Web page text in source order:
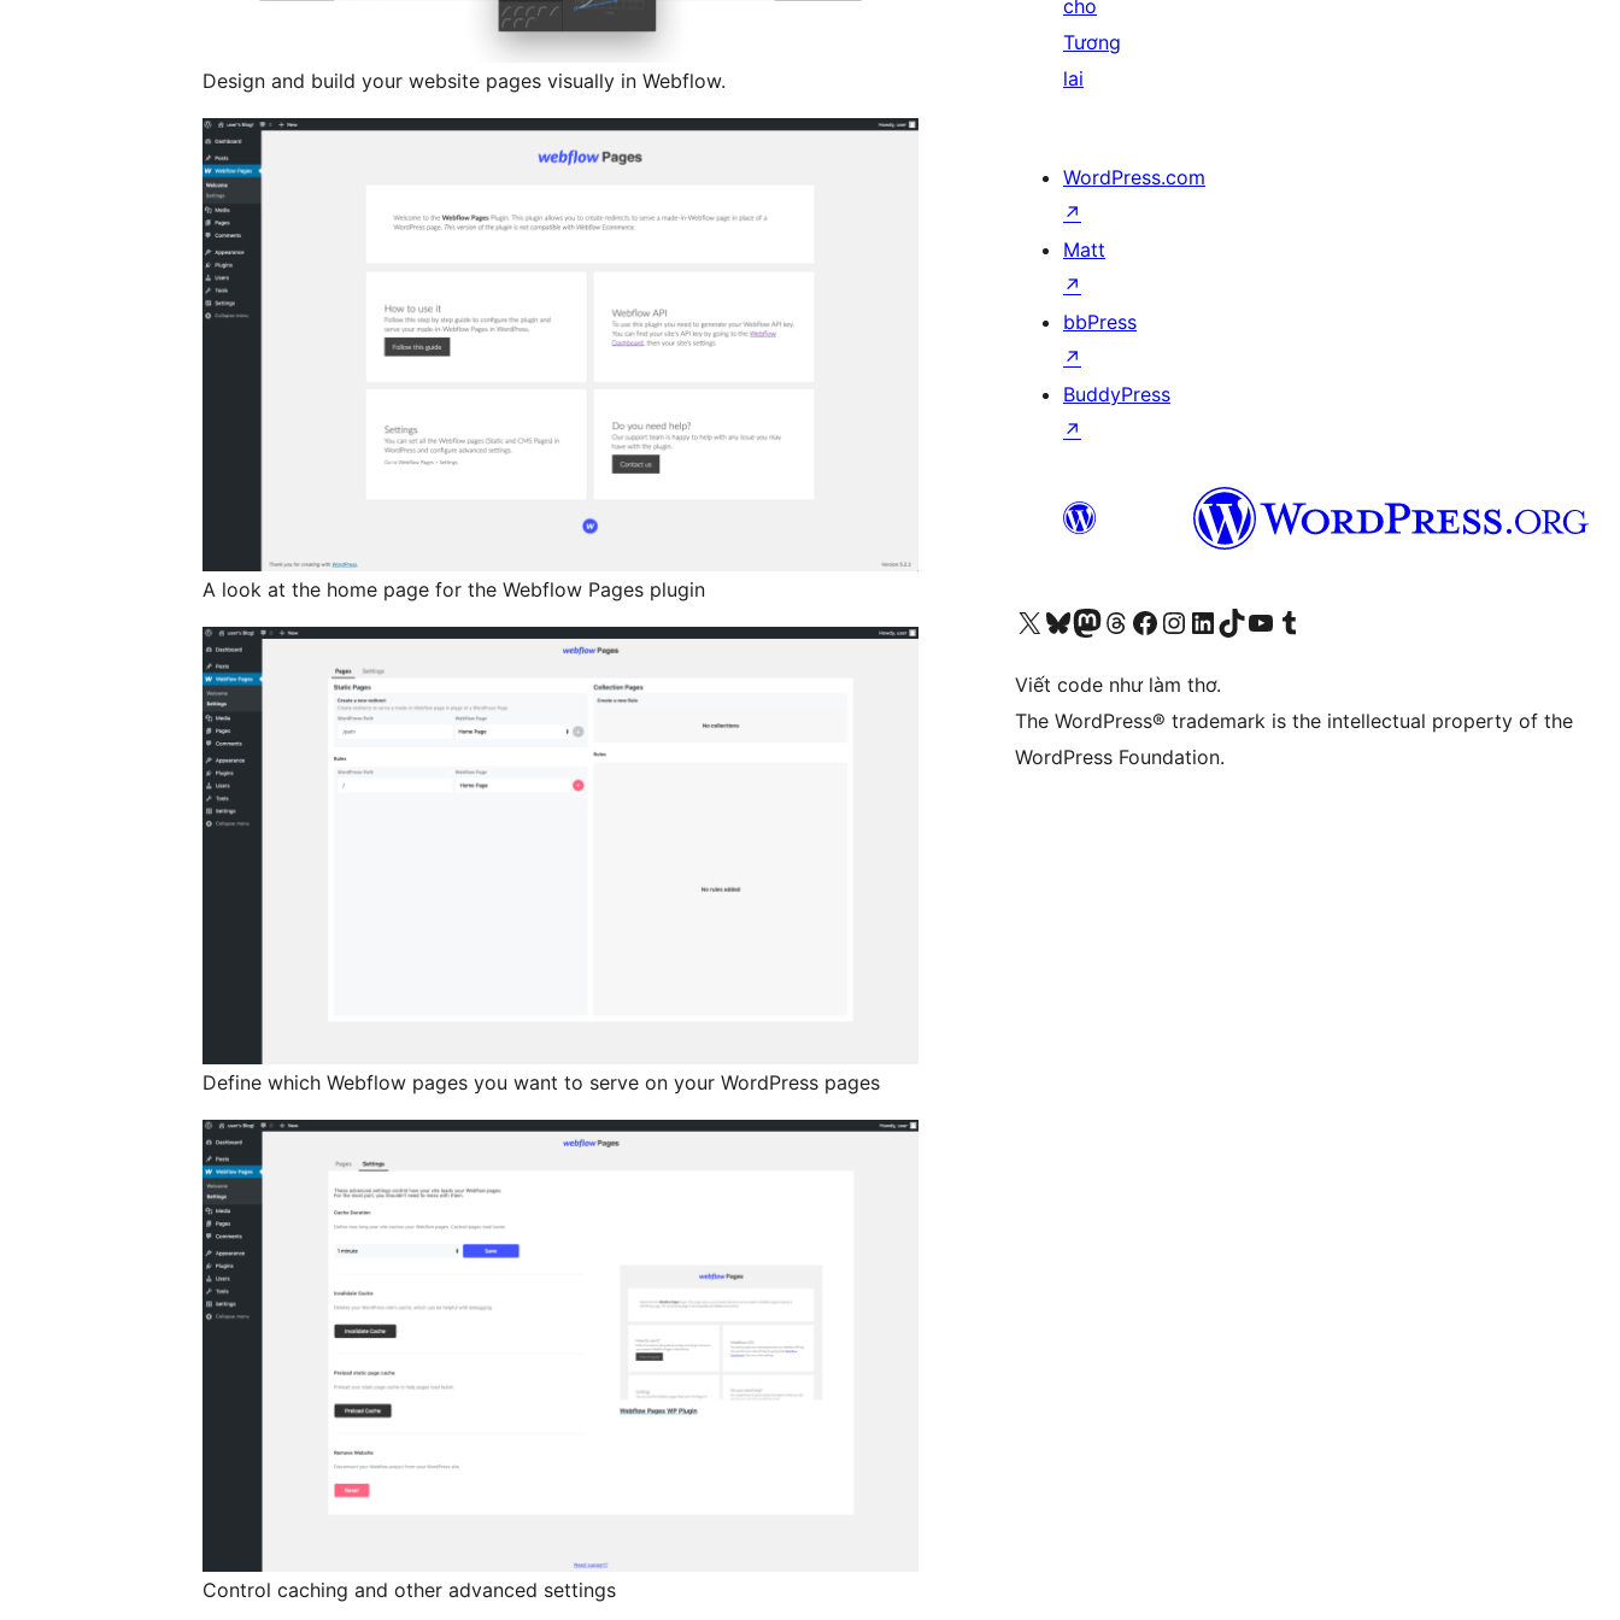
Design and build your website pages visually in Webflow.
A look at the home page for the Webflow Pages plugin
Define which Webflow pages you want to serve on your WordPress pages
Control caching and other advanced settings
cho
Tương
lai
WordPress.com
↗
Matt
↗
bbPress
↗
BuddyPress
↗
Truy cập tài khoản X (trước đây là Twitter) của chúng tôiVisit our Bluesky account
Visit our Mastodon account
Visit our Threads account
Xem trang Facebook của chúng tôiTruy cập tài khoản Instagram của chúng tôiTruy cập tài khoản LinkedIn của chúng tôiVisit our TikTok account
Truy cập kênh YouTube của chúng tôi Visit our Tumblr account
Viết code như làm thơ.
The WordPress® trademark is the intellectual property of the
WordPress Foundation.